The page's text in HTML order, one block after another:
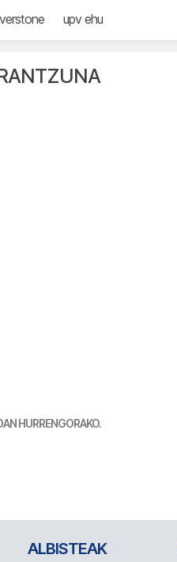
upv ehu
HURRENGORAKO.
ALBISTEAK